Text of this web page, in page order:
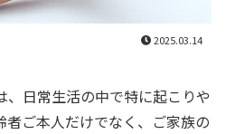
2025.03.14
、日常生活の中で特に起こりや
者ご本人だけでなく、ご家族の